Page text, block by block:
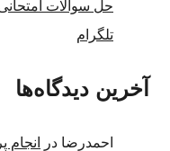
حل سوالات
تلگرام
آخرین دیدگاه‌ها
احمدرضا در